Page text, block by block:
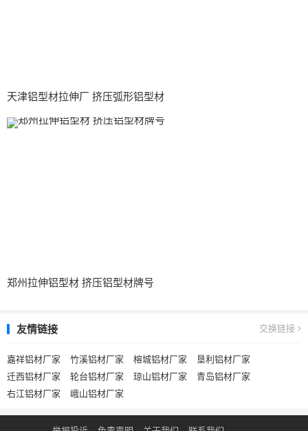
天津铝型材拉伸厂 挤压弧形铝型材
郑州拉伸铝型材 挤压铝型材牌号
友情链接 交换链接
嘉祥铝材厂家 竹溪铝材厂家 榕城铝材厂家
垦利铝材厂家
迁西铝材厂家
轮台铝材厂家 琼山铝材厂家
青岛铝材厂家
右江铝材厂家
峨山铝材厂家